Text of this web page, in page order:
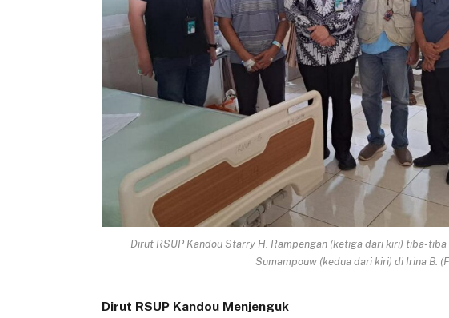
Dirut RSUP Kandou Starry H. Rampengan (ketiga dari kiri) tiba-
Sumampouw (kedua dari kiri) di Irina B.
Dirut RSUP Kandou Menjenguk